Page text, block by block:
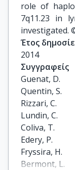
role of
7q11.23 in
investigated.
Έτος
2014
Συγγραφείς
Guenat, D.
Quentin, S.
Rizzari, C.
Lundin, C.
Coliva, T.
Edery, P.
Fryssira, H.
Bermont, L.